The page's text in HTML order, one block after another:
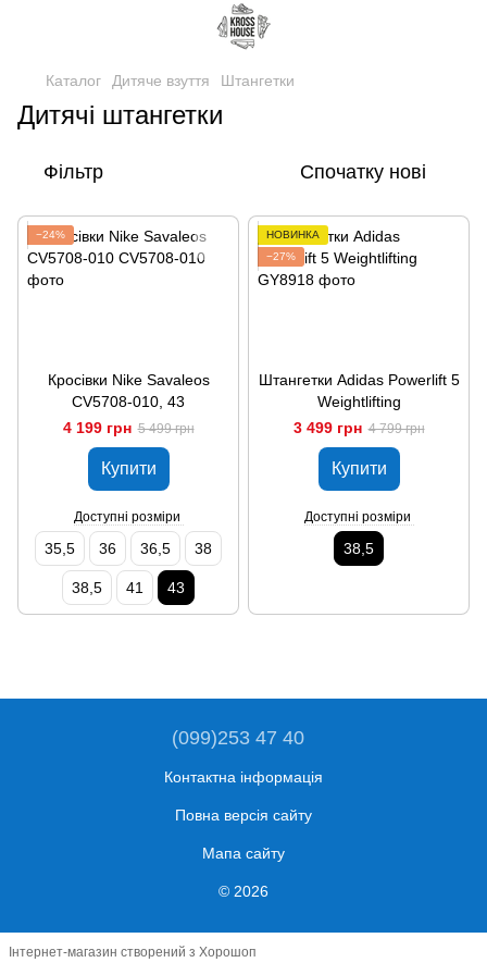
Каталог Дитяче взуття Штангетки
Дитячі штангетки
Фільтр Спочатку нові
−24%
Кросівки Nike Savaleos
CV5708-010, 43
4 199 грн 5 499 грн
Купити
Доступні розміри
35,5 36 36,5 38
38,5 41 43
НОВИНКА
−27%
Штангетки Adidas Powerlift 5
Weightlifting
3 499 грн 4 799 грн
Купити
Доступні розміри
38,5
(099)253 47 40
Контактна інформація
Повна версія сайту
Мапа сайту
© 2026
Інтернет-магазин створений з Хорошоп